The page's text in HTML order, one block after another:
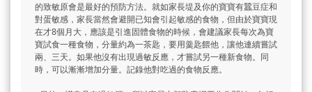
的致敏原會是最好的預防方法。就如家長堤及你的寶寶有蠶豆症和
對蛋敏感，家長當然會避開已知會引起敏感的食物，但由於寶寶現
在才8個月大，應該是引進固體食物的時候，會建議家長每次為寶
寶試食一種食物，分量約為一茶匙，要用羹匙餵他，讓他連續嘗試
兩、三天。如果他沒有出現過敏反應，才嘗試另一種新食物。同
時，可以漸漸增加分量。記錄他對吃過的食物反應。